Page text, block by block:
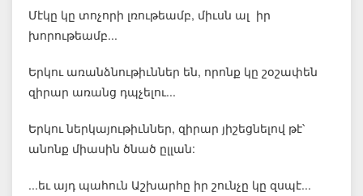
Մէկը կը տոչորի լռութեամբ, միւսն ալ իր
խորութեամբ...
Երկու առանձնութիւններ են, որոնք կը շօշափեն
զիրար առանց դպչելու...
Երկու ներկայութիւններ, զիրար յիշեցնելով թէ՝
անոնք միասին ծնած ըլլան:
...եւ այդ պահուն Աշխարհը իր շունչը կը զսպէ...